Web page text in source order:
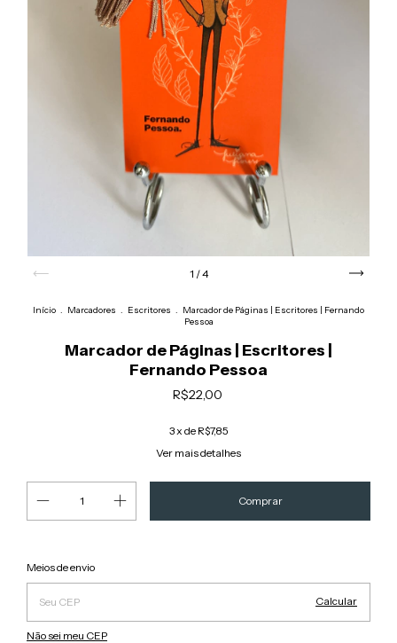
1 /4
Início . Marcadores . Escritores . Marcador de Páginas | Escritores | Fernando
Pessoa
Marcador de Páginas | Escritores |
Fernando Pessoa
R$22,00
3x de R$7,85
Ver mais detalhes
Entregas para o CEP:
Meios de envio
Calcular
Não sei meu CEP